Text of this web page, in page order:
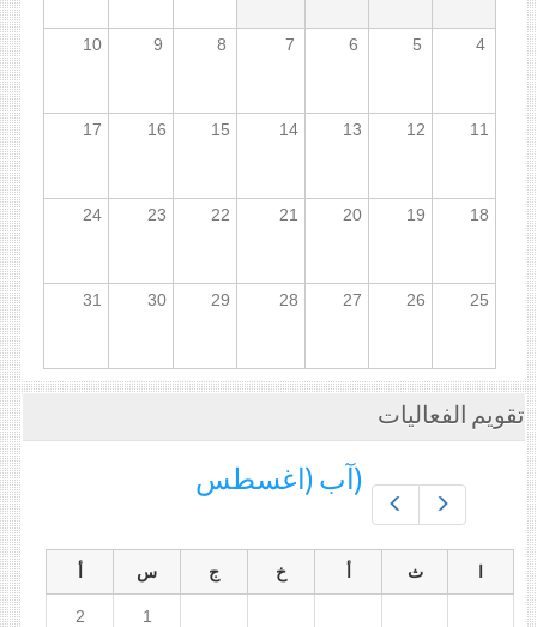
4
5
6
7
8
9
10
11
12
13
14
15
16
17
18
19
20
21
22
23
24
25
26
27
28
29
30
31
تقويم الفعاليات
(آب (اغسطس
ث خ ج س
1
2